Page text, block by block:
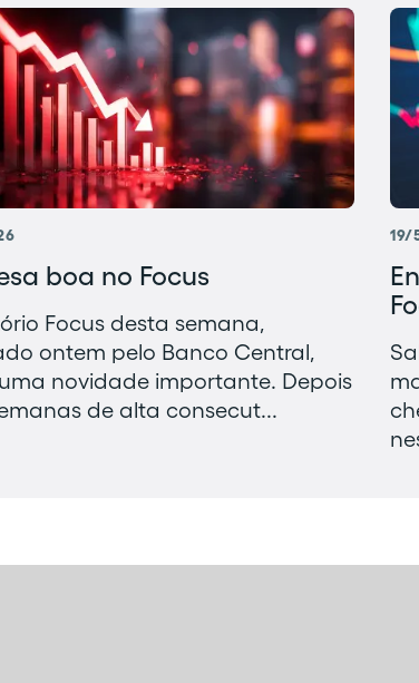
boa no Focus
Focus desta semana,
ontem pelo Banco Central,
novidade importante. Depois
de alta consecut...
19/